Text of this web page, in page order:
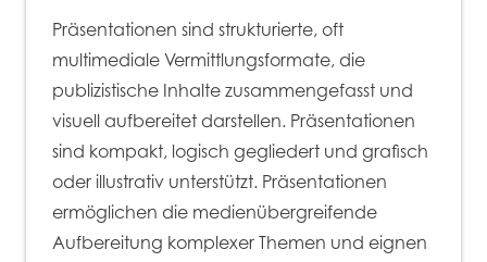
Präsentationen sind strukturierte, oft
multimediale Vermittlungsformate, die
publizistische Inhalte zusammengefasst und
visuell aufbereitet darstellen. Präsentationen
sind kompakt, logisch gegliedert und grafisch
oder illustrativ unterstützt. Präsentationen
ermöglichen die medienübergreifende
Aufbereitung komplexer Themen und eignen